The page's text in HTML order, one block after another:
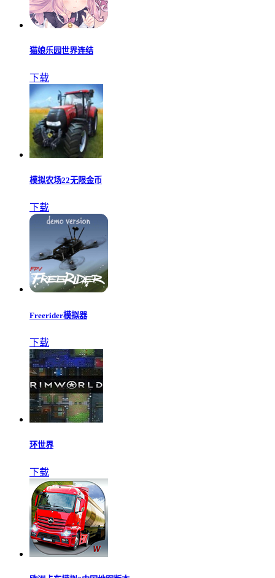
猫娘乐园世界连结
下载
模拟农场22无限金币
下载
Freerider模拟器
下载
环世界
下载